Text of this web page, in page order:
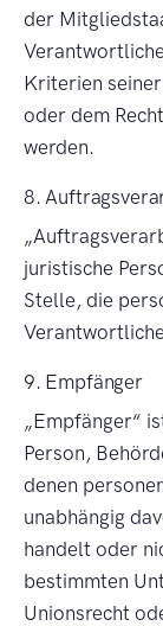
der
Kriterien
oder dem
werden.
8.
juristische
Stelle, die
9. Empfänger
Empfänger
Person,
denen
unabhängig
handelt oder
bestimmten
Unionsrecht